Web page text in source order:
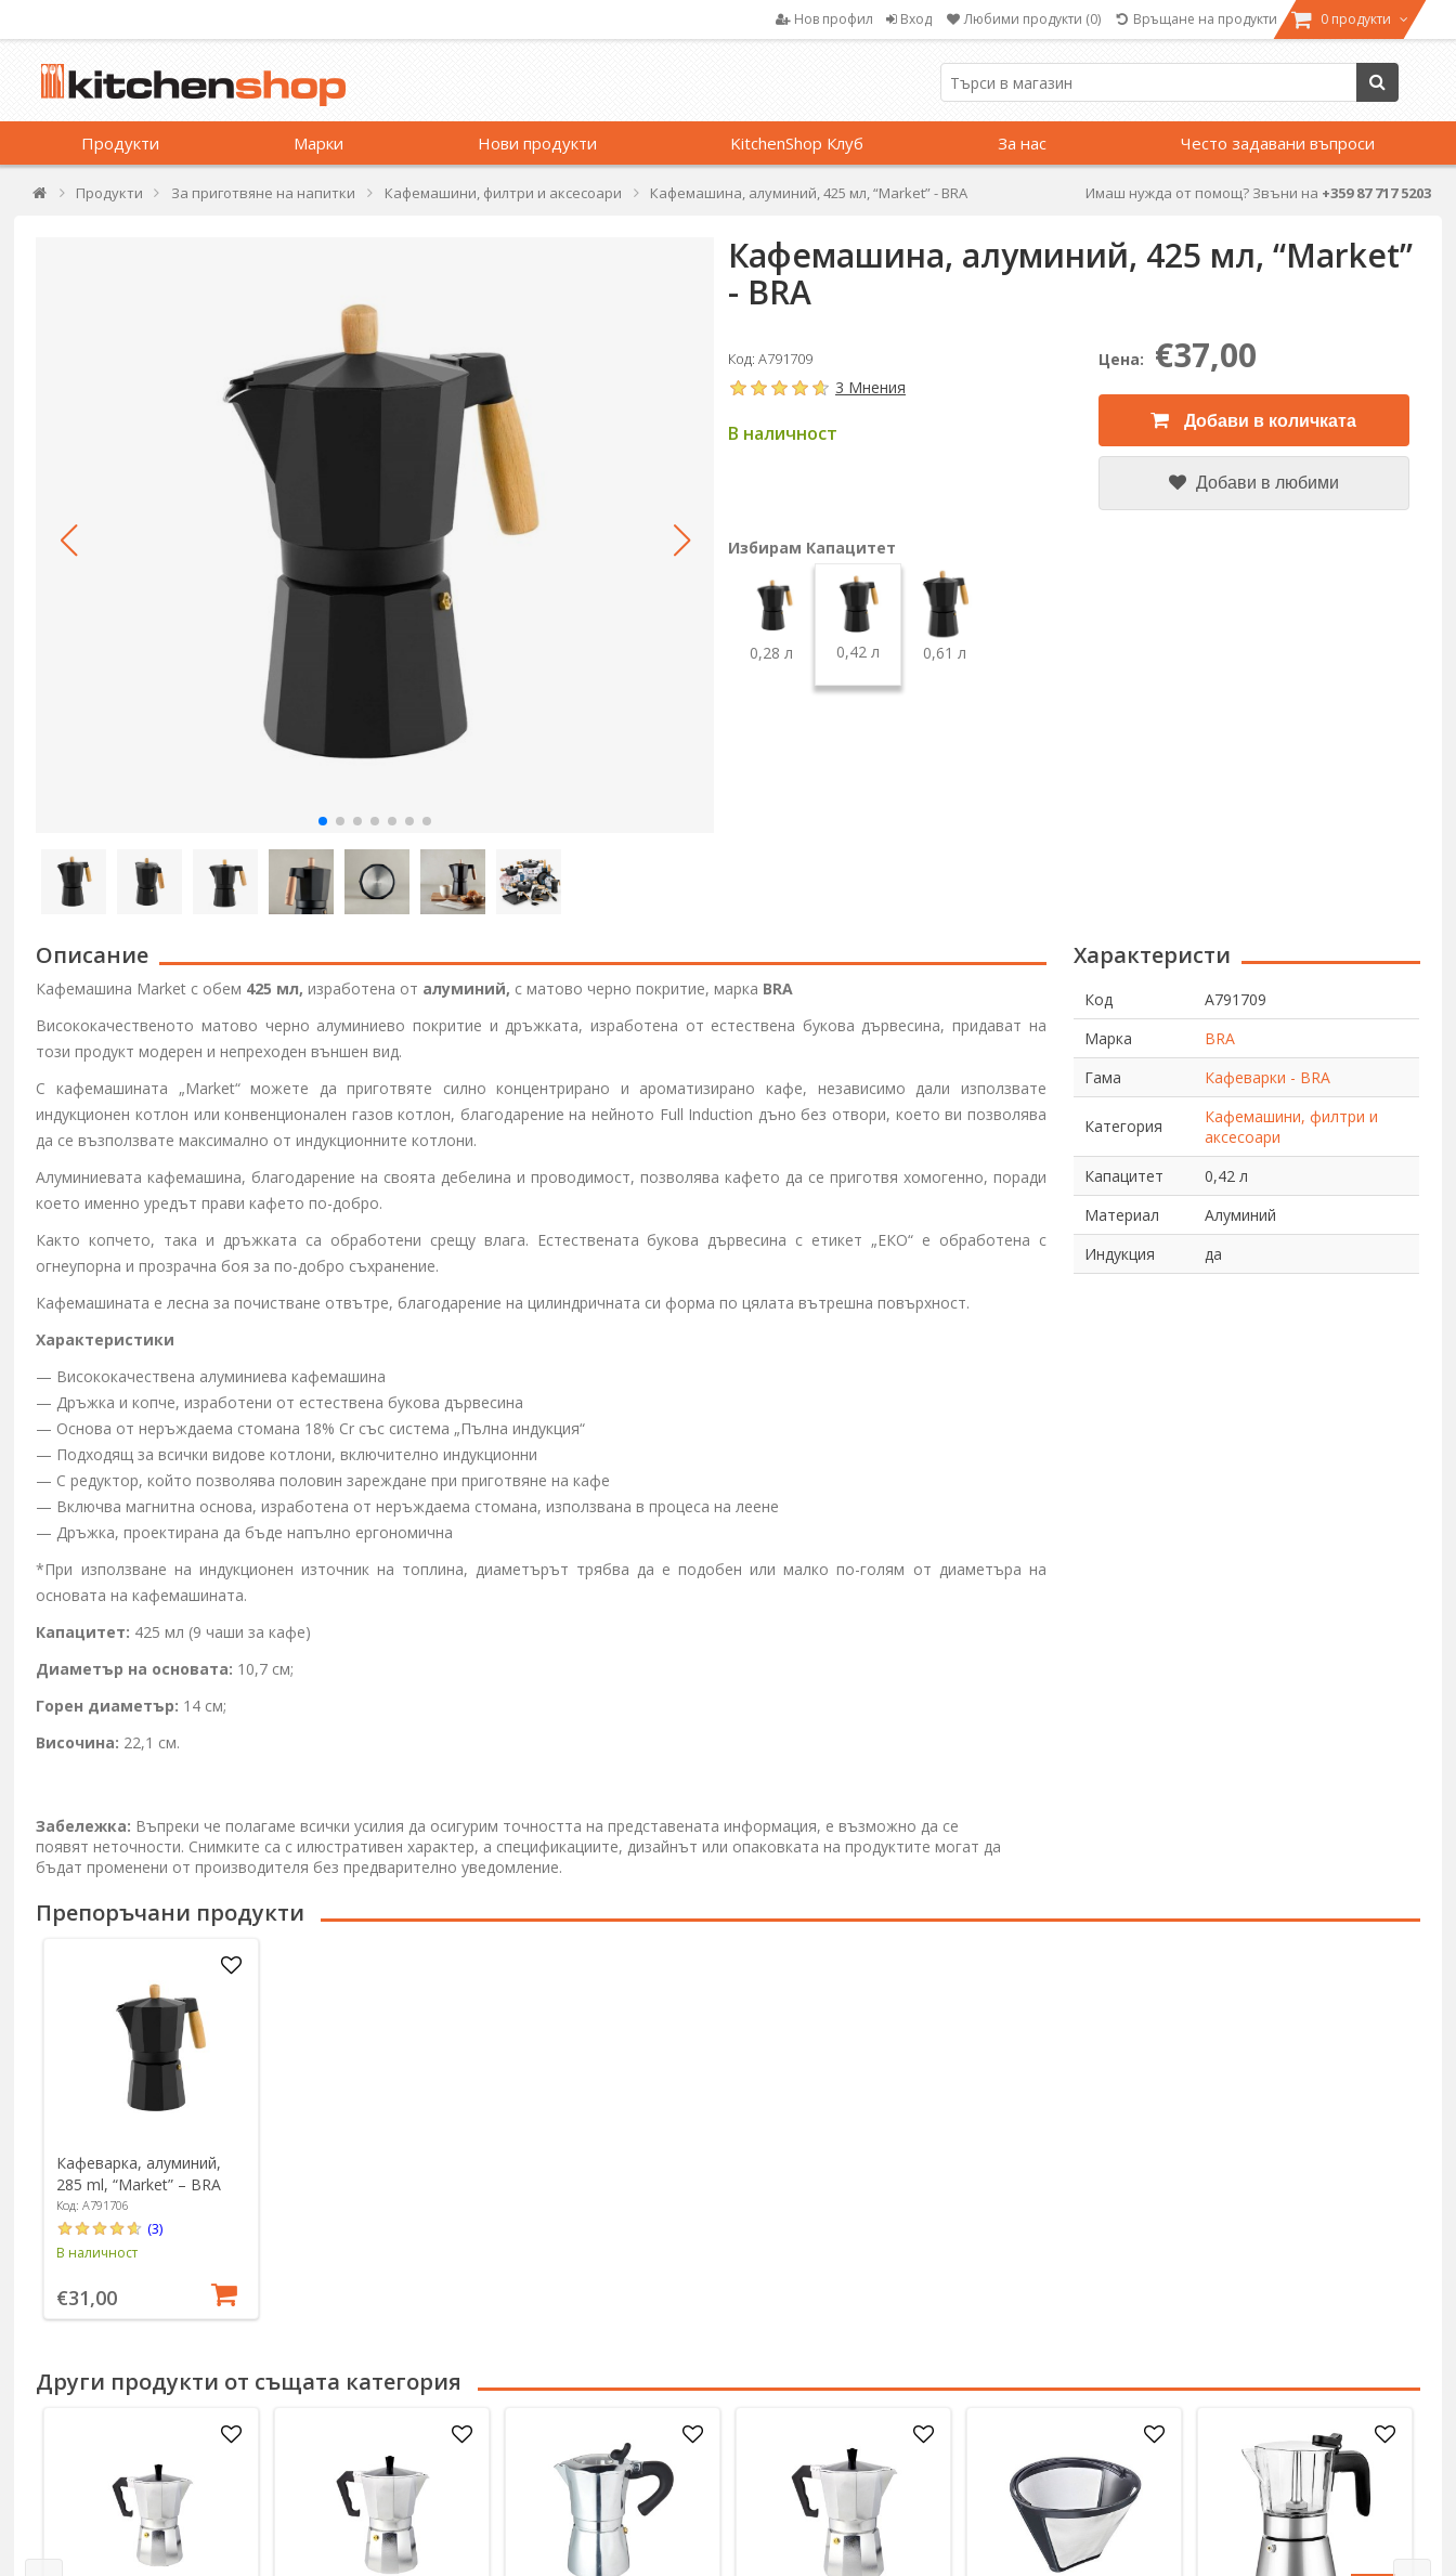
Нов профил Вход Любими продукти (0) Връщане на продукти 0 продукти
Продукти Марки Нови продукти KitchenShop Клуб За нас Често задавани въпроси
Продукти За приготвяне на напитки Кафемашини, филтри и аксесоари Кафемашина, алуминий, 425 мл, “Market” - BRA Имаш нужда от помощ? Звъни на +359 87 717 5203
Кафемашина, алуминий, 425 мл, “Market”
- BRA
Код: A791709
3 Мнения
В наличност
Цена: €37,00
Добави в количката
Добави в любими
Избирам Капацитет
0,28 л 0,42 л 0,61 л
Описание
Кафемашина Market с обем 425 мл, изработена от алуминий, с матово черно покритие, марка BRA
Висококачественото матово черно алуминиево покритие и дръжката, изработена от естествена букова дървесина, придават на
този продукт модерен и непреходен външен вид.
С кафемашината „Market“ можете да приготвяте силно концентрирано и ароматизирано кафе, независимо дали използвате
индукционен котлон или конвенционален газов котлон, благодарение на нейното Full Induction дъно без отвори, което ви позволява
да се възползвате максимално от индукционните котлони.
Алуминиевата кафемашина, благодарение на своята дебелина и проводимост, позволява кафето да се приготвя хомогенно, поради
което именно уредът прави кафето по-добро.
Както копчето, така и дръжката са обработени срещу влага. Естествената букова дървесина с етикет „ЕКО“ е обработена с
огнеупорна и прозрачна боя за по-добро съхранение.
Кафемашината е лесна за почистване отвътре, благодарение на цилиндричната си форма по цялата вътрешна повърхност.
Характеристики
— Висококачествена алуминиева кафемашина
— Дръжка и копче, изработени от естествена букова дървесина
— Основа от неръждаема стомана 18% Cr със система „Пълна индукция“
— Подходящ за всички видове котлони, включително индукционни
— С редуктор, който позволява половин зареждане при приготвяне на кафе
— Включва магнитна основа, изработена от неръждаема стомана, използвана в процеса на леене
— Дръжка, проектирана да бъде напълно ергономична
*При използване на индукционен източник на топлина, диаметърът трябва да е подобен или малко по-голям от диаметъра на
основата на кафемашината.
Капацитет: 425 мл (9 чаши за кафе)
Диаметър на основата: 10,7 см;
Горен диаметър: 14 см;
Височина: 22,1 см.
Характеристи
Код
A791709
Марка
BRA
Гама
Кафеварки - BRA
Категория
Кафемашини, филтри и
аксесоари
Капацитет
0,42 л
Материал
Алуминий
Индукция
да
Забележка: Въпреки че полагаме всички усилия да осигурим точността на представената информация, е възможно да се
появят неточности. Снимките са с илюстративен характер, а спецификациите, дизайнът или опаковката на продуктите могат да
бъдат променени от производителя без предварително уведомление.
Препоръчани продукти
Кафеварка, алуминий,
285 ml, “Market” – BRA
Код: A791706
(3)
В наличност
€31,00
Други продукти от същата категория